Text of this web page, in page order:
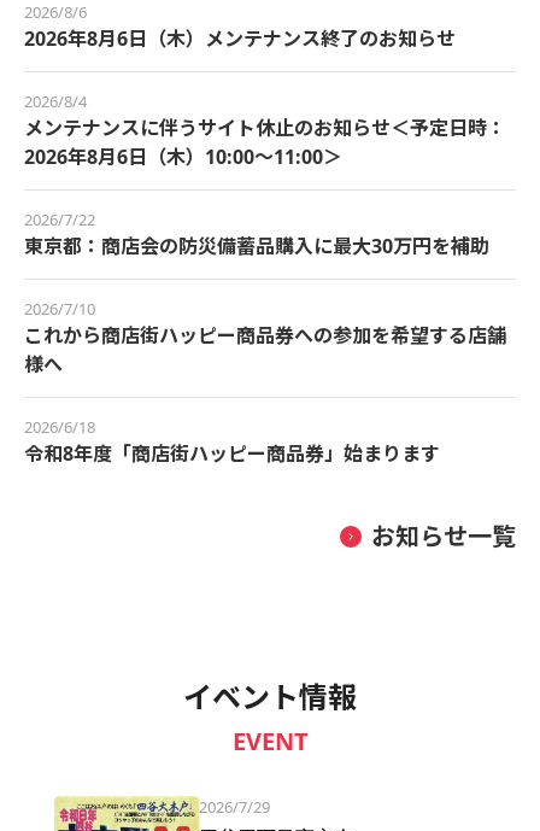
2026/8/6
2026年8月6日（木）メンテナンス終了のお知らせ
2026/8/4
メンテナンスに伴うサイト休止のお知らせ＜予定日時：
2026年8月6日（木）10:00～11:00＞
2026/7/22
東京都：商店会の防災備蓄品購入に最大30万円を補助
2026/7/10
これから商店街ハッピー商品券への参加を希望する店舗
様へ
2026/6/18
令和8年度「商店街ハッピー商品券」始まります
お知らせ一覧
イベント情報
EVENT
2026/7/29